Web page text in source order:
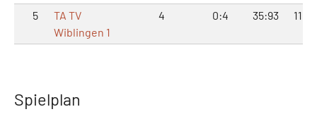
5
TA TV
Wiblingen 1
4 0:4 35:93
Spielplan